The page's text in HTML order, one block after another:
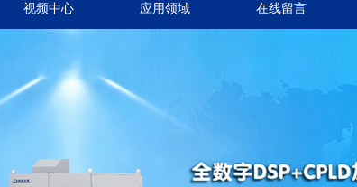
视频中心 应用领域 在线留言